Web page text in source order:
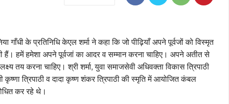
गाँधी के प्रतिनिधि केएल शर्मा ने कहा कि जो पीढ़ियाँ अपने पूर्वजों को विस्मृत
हैं। हमें हमेशा अपने पूर्वजां का आदर व सम्मान करना चाहिए। अपने अतीत से
तय करना चाहिए। श्री शर्मा, युवा समाजसेवी अधिवक्ता विकास त्रिपाठी
कृष्णा त्रिपाठी व दादा कृष्ण शंकर त्रिपाठी की स्मृति में आयोजित कंबल
कर रहे थे।